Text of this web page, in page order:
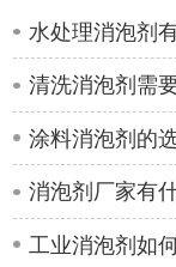
水处理消泡剂
清洗消泡剂需
涂料消泡剂的
消泡剂厂家有
工业消泡剂如